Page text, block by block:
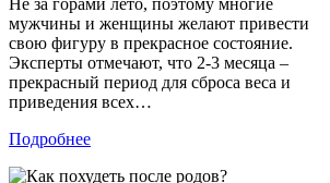
мужчины и женщины желают привести
свою фигуру в прекрасное состояние.
Эксперты отмечают, что 2-3 месяца –
прекрасный период для сброса веса и
приведения всех…
Подробнее